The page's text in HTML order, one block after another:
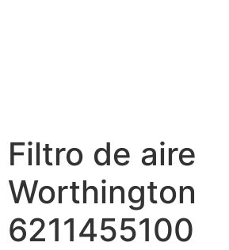
Filtro de aire
Worthington
6211455100